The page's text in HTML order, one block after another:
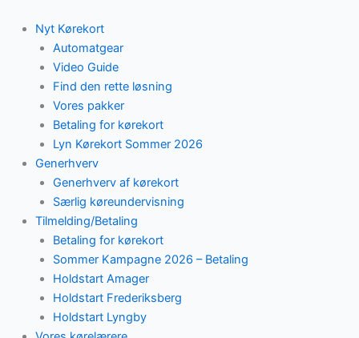
content
Nyt Kørekort
Automatgear
Video Guide
Find den rette løsning
Vores pakker
Betaling for kørekort
Lyn Kørekort Sommer 2026
Generhverv
Generhverv af kørekort
Særlig køreundervisning
Tilmelding/Betaling
Betaling for kørekort
Sommer Kampagne 2026 – Betaling
Holdstart Amager
Holdstart Frederiksberg
Holdstart Lyngby